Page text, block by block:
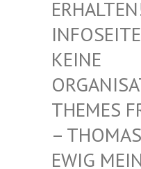
NFOSEITE
EINE O
HEMES
THOMAS
WIG MEIN